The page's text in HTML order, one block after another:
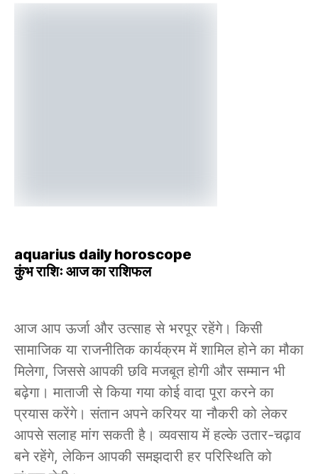
aquarius daily horoscope
कुंभ राशिः आज का राशिफल
आज आप ऊर्जा और उत्साह से भरपूर रहेंगे। किसी
सामाजिक या राजनीतिक कार्यक्रम में शामिल होने का मौका
मिलेगा, जिससे आपकी छवि मजबूत होगी और सम्मान भी
बढ़ेगा। माताजी से किया गया कोई वादा पूरा करने का
प्रयास करेंगे। संतान अपने करियर या नौकरी को लेकर
आपसे सलाह मांग सकती है। व्यवसाय में हल्के उतार-चढ़ाव
बने रहेंगे, लेकिन आपकी समझदारी हर परिस्थिति को